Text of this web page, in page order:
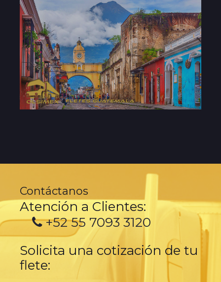
Contáctanos
Atención a Clientes:
+52 55 7093 3120
Solicita una cotización de tu
flete: